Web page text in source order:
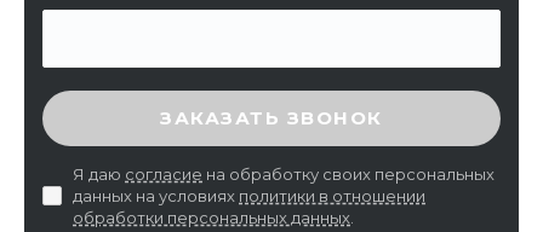
ВВЕДИТЕ ПРОВЕРОЧНЫЙ КОД
ЗАКАЗАТЬ ЗВОНОК
Я даю согласие на обработку своих персональных
данных на условиях политики в отношении
обработки персональных данных